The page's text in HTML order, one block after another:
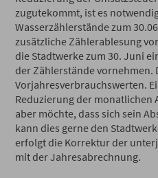
zugutekommt, ist es
Wasserzählerstände zum
zusätzliche Zählerablesung
die Stadtwerke zum 30. Juni
der Zählerstände vornehmen.
Vorjahresverbrauchswerten.
Reduzierung der monatlichen
aber möchte, dass sich sein
kann dies gerne den
erfolgt die Korrektur der
mit der Jahresabrechnung.